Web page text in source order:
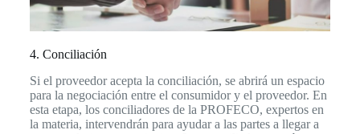
4. Conciliación
Si el proveedor acepta la conciliación, se abrirá un espacio
para la negociación entre el consumidor y el proveedor. En
esta etapa, los conciliadores de la PROFECO, expertos en
la materia, intervendrán para ayudar a las partes a llegar a